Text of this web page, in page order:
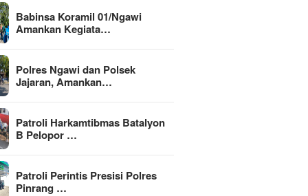
Babinsa Koramil 01/Ngawi
Amankan Kegiata…
Polres Ngawi dan Polsek
Jajaran, Amankan…
Patroli Harkamtibmas Batalyon
B Pelopor …
Patroli Perintis Presisi Polres
Pinrang …